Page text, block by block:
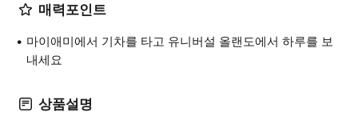
매력포인트
마이애미에서 기차를 타고 유니버설 올랜도에서 하루를 보
내세요
상품설명